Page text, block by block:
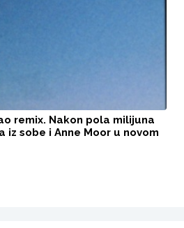
remix. Nakon pola milijuna
iz sobe i Anne Moor u novom